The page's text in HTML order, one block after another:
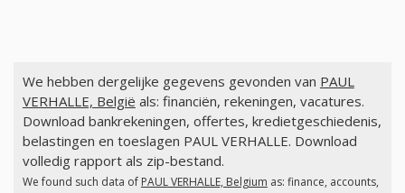
We hebben dergelijke gegevens gevonden van PAUL
VERHALLE, België als: financiën, rekeningen, vacatures.
Download bankrekeningen, offertes, kredietgeschiedenis,
belastingen en toeslagen PAUL VERHALLE. Download
volledig rapport als zip-bestand.
We found such data of PAUL VERHALLE, Belgium as: finance, accounts,